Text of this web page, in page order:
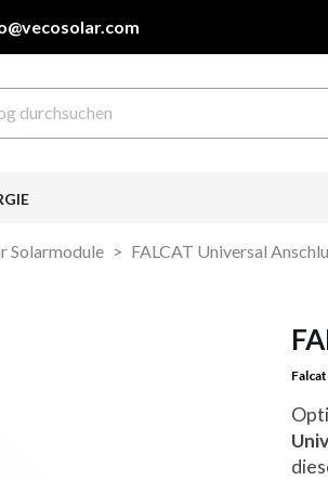
Solarmodule FALCAT Universal